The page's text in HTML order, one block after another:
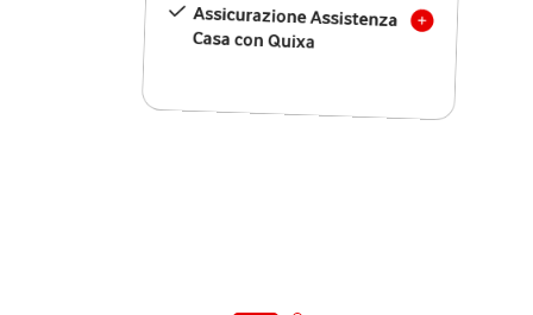
Assicurazione Assistenza
Casa con Quixa